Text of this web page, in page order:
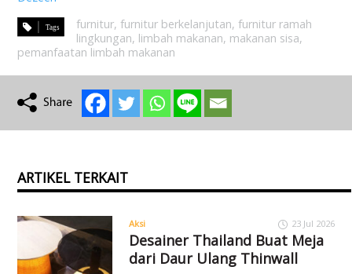
furnitur,furnitur berkelanjutan,furnitur ramah
lingkungan, limbah makanan, makanan sisa,
pemanfaatan limbah makanan
ARTIKEL TERKAIT
Aksi 23 Jul 2026
Desainer Thailand Buat Meja
dari Daur Ulang Thinwall